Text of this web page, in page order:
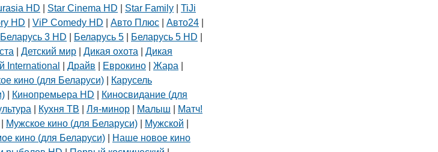
HD Star Cinema HD Star Family
TiJi
HD ViP Comedy HD Авто Плюс Авто24
Беларусь 3 HD Беларусь 5 Беларусь 5 HD
Детский мир Дикая охота
Дикая
International Драйв Еврокино Жара
кино (для Беларуси)
Карусель
Кинопремьера HD
Киносвидание (для
Кухня ТВ Ля-минор Малыш
Матч!
Мужское кино (для Беларуси) Мужской
кино (для Беларуси)
Наше новое кино